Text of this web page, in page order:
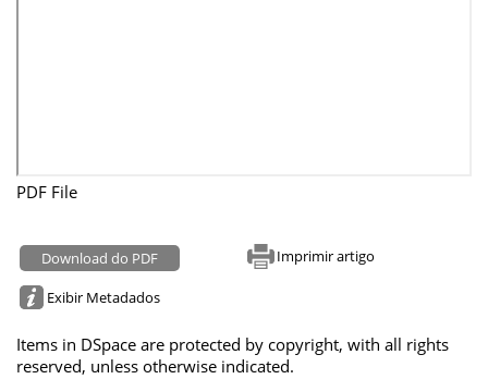
PDF File
Download do PDF Imprimir artigo
Exibir Metadados
Items in DSpace are protected by copyright, with all rights
reserved, unless otherwise indicated.